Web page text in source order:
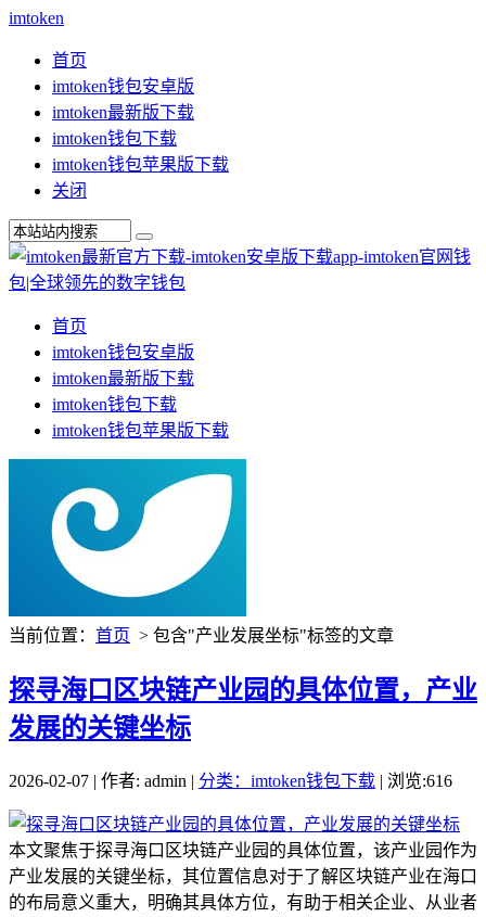
imtoken
首页
imtoken钱包安卓版
imtoken最新版下载
imtoken钱包下载
imtoken钱包苹果版下载
关闭
首页
imtoken钱包安卓版
imtoken最新版下载
imtoken钱包下载
imtoken钱包苹果版下载
当前位置： 首页 > 包含"产业发展坐标"标签的文章
探寻海口区块链产业园的具体位置，产业
发展的关键坐标
2026-02-07 | 作者: admin | 分类：imtoken钱包下载 | 浏览:616
本文聚焦于探寻海口区块链产业园的具体位置，该产业园作为
产业发展的关键坐标，其位置信息对于了解区块链产业在海口
的布局意义重大，明确其具体方位，有助于相关企业、从业者